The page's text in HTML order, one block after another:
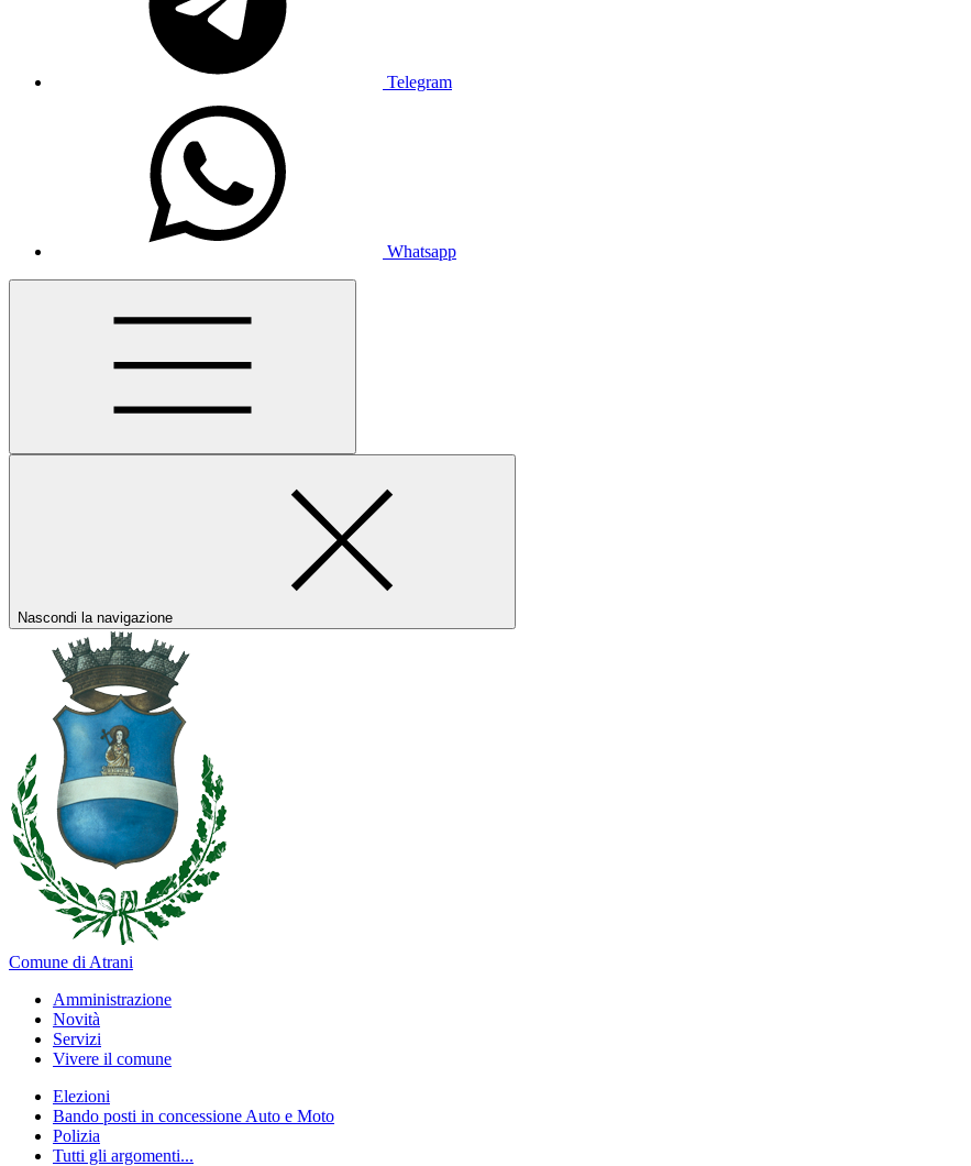
Telegram
Whatsapp
Nascondi la navigazione
Comune di Atrani
Amministrazione
Novità
Servizi
Vivere il comune
Elezioni
Bando posti in concessione Auto e Moto
Polizia
Tutti gli argomenti...